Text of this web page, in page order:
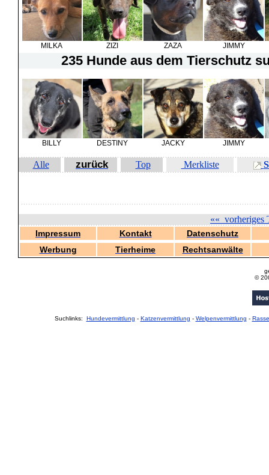
MILKA ZIZI ZAZA JIMMY
235 Hunde aus dem Tierschutz
BILLY DESTINY JACKY JIMMY
Alle zurück Top Merkliste
«« vorheriges
Impressum Kontakt
Datenschutz
Werbung
Tierheime Rechtsanwälte
©
Suchlinks: Hundevermittlung - Katzenvermittlung - Welpenvermittlung -